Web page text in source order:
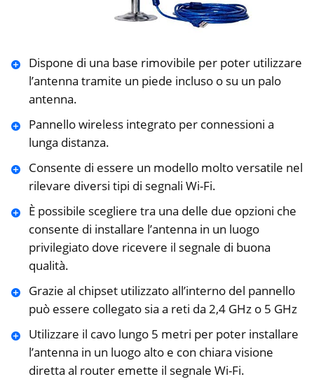
Dispone di una base rimovibile per poter utilizzare
l’antenna tramite un piede incluso o su un palo
antenna.
Pannello wireless integrato per connessioni a
lunga distanza.
Consente di essere un modello molto versatile nel
rilevare diversi tipi di segnali Wi-Fi.
È possibile scegliere tra una delle due opzioni che
consente di installare l’antenna in un luogo
privilegiato dove ricevere il segnale di buona
qualità.
Grazie al chipset utilizzato all’interno del pannello
può essere collegato sia a reti da 2,4 GHz o 5 GHz
Utilizzare il cavo lungo 5 metri per poter installare
l’antenna in un luogo alto e con chiara visione
diretta al router emette il segnale Wi-Fi.